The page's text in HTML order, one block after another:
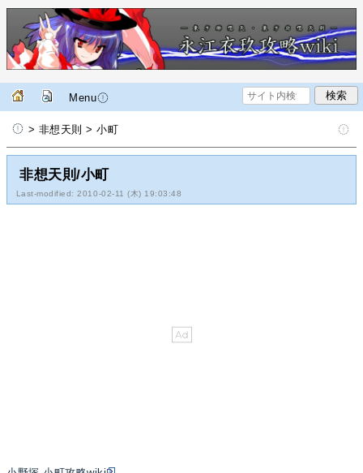
Menu
> 非想天則 > 小町
非想天則/小町
Last-modified: 2010-02-11 (木) 19:03:48